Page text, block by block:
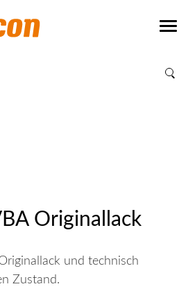
Originallack
und technisch
Zustand.